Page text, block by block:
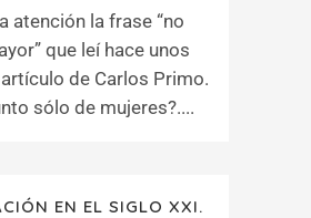
atención la frase “no
que leí hace unos
de Carlos Primo.
sólo de mujeres?....
EN EL SIGLO XXI.